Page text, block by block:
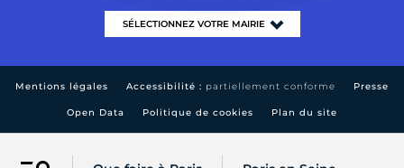
Mentions légales Accessibilité : partiellement conforme Presse
Open Data Politique de cookies Plan du site